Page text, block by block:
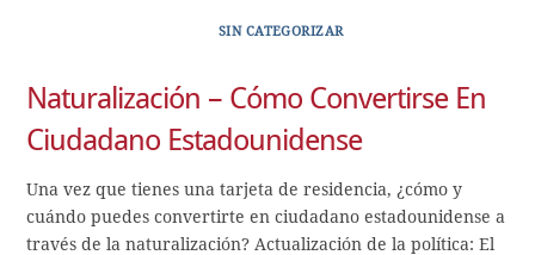
SIN CATEGORIZAR
Naturalización – Cómo Convertirse En
Ciudadano Estadounidense
Una vez que tienes una tarjeta de residencia, ¿cómo y
cuándo puedes convertirte en ciudadano estadounidense a
través de la naturalización? Actualización de la política: El